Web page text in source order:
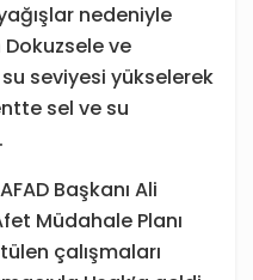
nedeniyle
ve
seviyesi yükselerek
sel ve su
Başkanı Ali
Müdahale Planı
çalışmaları